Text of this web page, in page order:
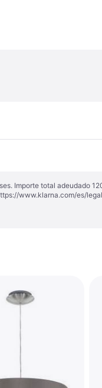
Importe total adeudado
www.klarna.com/es/